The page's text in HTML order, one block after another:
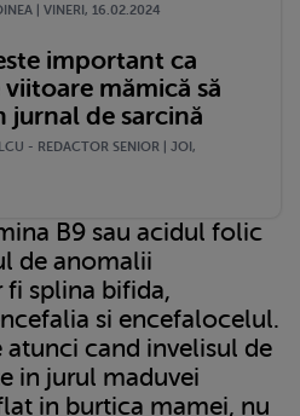
| VINERI, 16.02.2024
important ca
mămică să
jurnal de sarcină
- REDACTOR SENIOR | JOI,
B9 sau acidul folic
de anomalii
splina bifida,
si encefalocelul.
atunci cand invelisul de
in jurul maduvei
in burtica mamei, nu